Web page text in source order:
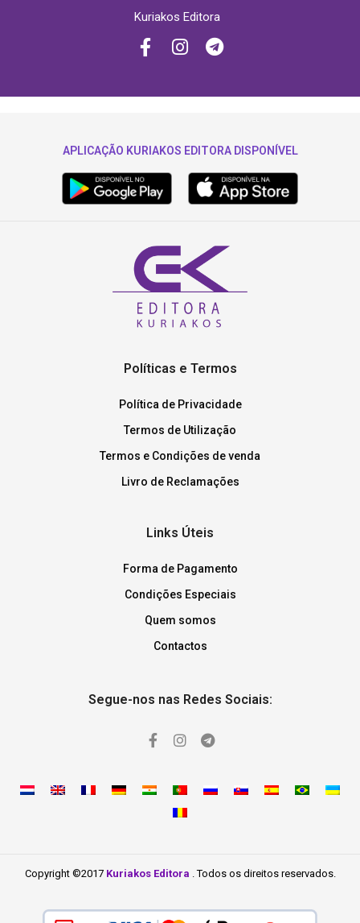
Kuriakos Editora
APLICAÇÃO KURIAKOS EDITORA DISPONÍVEL
Políticas e Termos
Política de Privacidade
Termos de Utilização
Termos e Condições de venda
Livro de Reclamações
Links Úteis
Forma de Pagamento
Condições Especiais
Quem somos
Contactos
Segue-nos nas Redes Sociais:
Copyright ©2017 Kuriakos Editora . Todos os direitos reservados.